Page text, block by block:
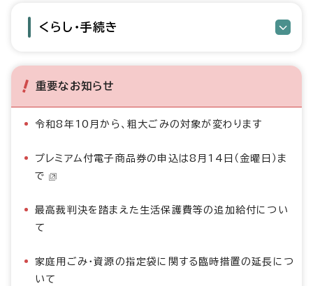
くらし・手続き
重要なお知らせ
令和8年10月から、粗大ごみの対象が変わります
プレミアム付電子商品券の申込は8月14日（金曜日）ま
で
最高裁判決を踏まえた生活保護費等の追加給付につい
て
家庭用ごみ・資源の指定袋に関する臨時措置の延長につ
いて